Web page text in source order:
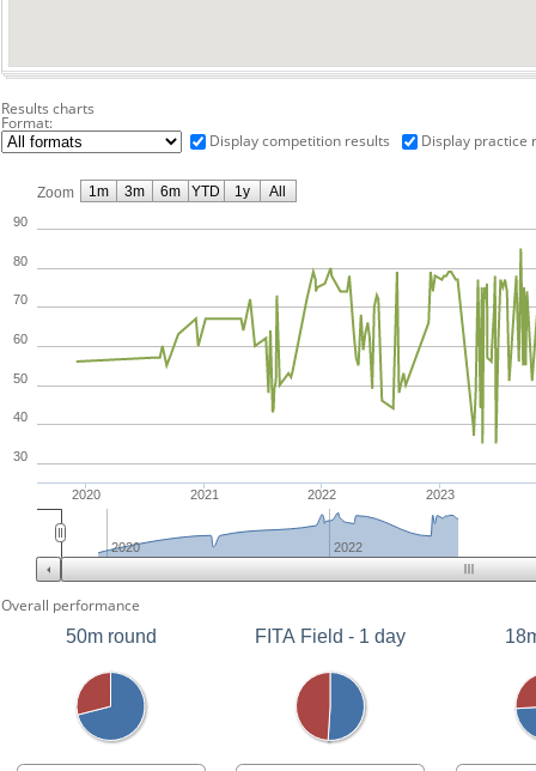
Results charts
Format:
Display competition results
Display practice
Zoom
2020 2021 2022 2023
30
40
50
60
70
80
90
2020 2022
1m 3m 6m YTD 1y All
Overall performance
50m round
FITA Field - 1 day